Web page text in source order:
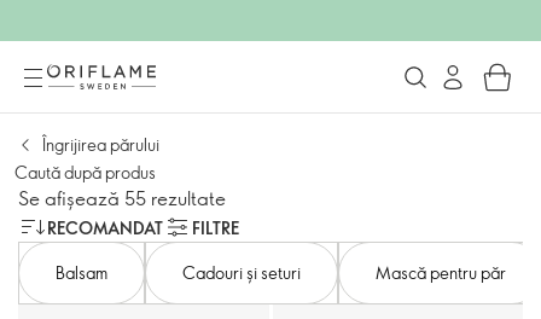
Îngrijirea părului
Caută după produs
Se afișează 55 rezultate
RECOMANDAT
FILTRE
Balsam
Cadouri și seturi Mască pentru păr